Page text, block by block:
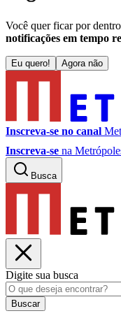
Você quer ficar por
notificações em tempo
Eu quero! Agora não
Inscreva-se no canal
Inscreva-se na
Busca
Digite sua busca
Buscar